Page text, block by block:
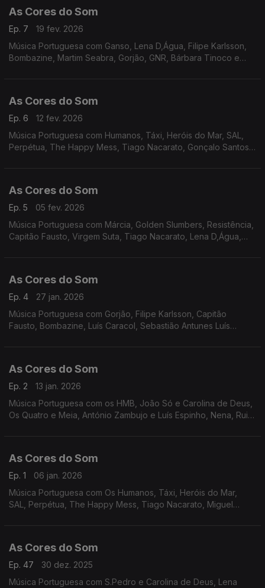
As Cores do Som
Ep. 7
19 fev. 2026
Música Portuguesa com Ganso, Lena D,Água, Filipe Karlsson,
Bombazine, Martim Seabra, Gorjão, GNR, Bárbara Tinoco e
As Cores do Som
Ep. 6
12 fev. 2026
Música Portuguesa com Humanos, Táxi, Heróis do Mar, SAL,
Perpétua, The Happy Mess, Tiago Nacarato, Gonçalo Santos,
As Cores do Som
Ep. 5
05 fev. 2026
Música Portuguesa com Márcia, Golden Slumbers, Resistência,
Capitão Fausto, Virgem Suta, Tiago Nacarato, Lena D,Água,
As Cores do Som
Ep. 4
27 jan. 2026
Música Portuguesa com Gorjão, Filipe Karlsson, Capitão
Fausto, Bombazine, Luís Caracol, Sebastião Antunes Luís
As Cores do Som
Ep. 2
13 jan. 2026
Música Portuguesa com os HMB, João Só e Carolina de Deus,
Os Quatro e Meia, António Zambujo e Luís Espinho, Nena, Rui
As Cores do Som
Ep. 1
06 jan. 2026
Música Portuguesa com Os Humanos, Táxi, Heróis do Mar,
SAL, Perpétua, The Happy Mess, Tiago Nacarato, Miguel
As Cores do Som
Ep. 47
30 dez. 2025
Música Portuguesa com S.Pedro e Carolina de Deus, Lena